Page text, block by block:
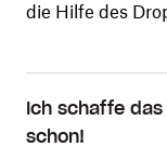
die Hilfe des
Ich schaffe das
schon!